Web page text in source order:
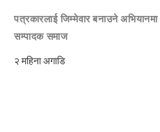
पत्रकारलाई जिम्मेवार बनाउने अभियानमा
सम्पादक समाज
२ महिना अगाडि